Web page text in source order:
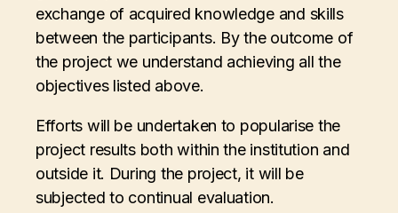
exchange of acquired knowledge and skills
between the participants. By the outcome of
the project we understand achieving all the
objectives listed above.
Efforts will be undertaken to popularise the
project results both within the institution and
outside it. During the project, it will be
subjected to continual evaluation.